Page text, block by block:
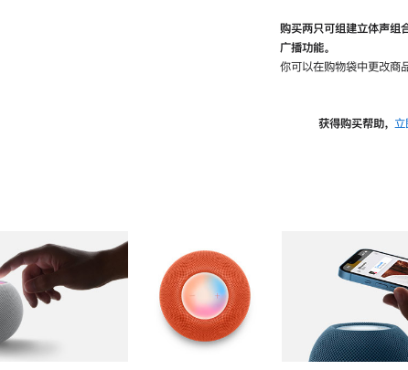
购买两只可组建立体声组
广播功能。
你可以在购物袋中更改商
获得购买帮助， 立
图库 图像 图库 图像